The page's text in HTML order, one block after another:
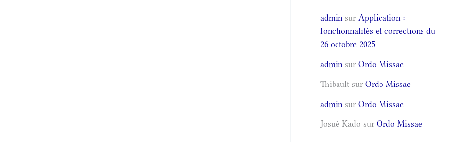
admin surApplication :
fonctionnalités et corrections du
26 octobre 2025
admin surOrdo Missae
Thibault surOrdo Missae
admin surOrdo Missae
Josué Kado surOrdo Missae